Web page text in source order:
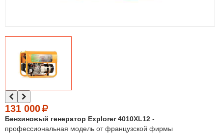
131 000
Бензиновый генератор Explorer 4010XL12 -
профессиональная модель от французской фирмы